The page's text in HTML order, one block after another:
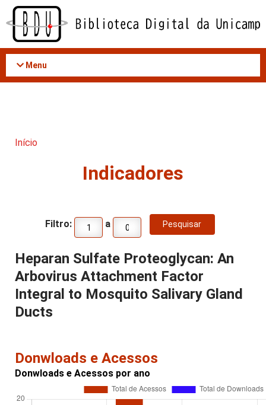
Acessar
conteúdo
Menu
Início
Indicadores
Filtro: a
Heparan Sulfate Proteoglycan: An
Arbovirus Attachment Factor
Integral to Mosquito Salivary Gland
Ducts
Donwloads e Acessos
Donwloads e Acessos por ano